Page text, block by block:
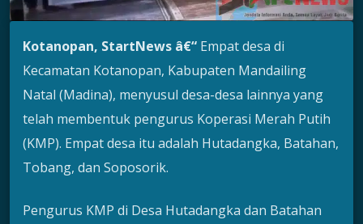
Kotanopan, StartNews â€“ Empat desa di
Kecamatan Kotanopan, Kabupaten Mandailing
Natal (Madina), menyusul desa-desa lainnya yang
telah membentuk pengurus Koperasi Merah Putih
(KMP). Empat desa itu adalah Hutadangka, Batahan,
Tobang, dan Soposorik.
Pengurus KMP di Desa Hutadangka dan Batahan